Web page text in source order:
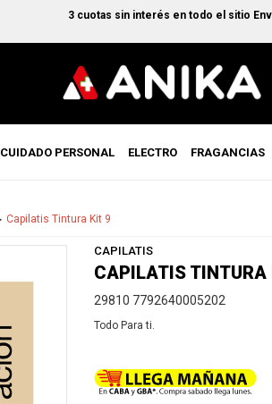
3 cuotas sin interés en todo el sitio Envíos
CUIDADO PERSONAL ELECTRO FRAGANCIAS
Capilatis Tintura Kit 9
CAPILATIS
CAPILATIS TINTURA
29810 7792640005202
Todo Para ti.